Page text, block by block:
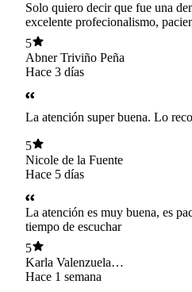
Solo quiero decir que fue una
excelente profecionalismo,
amabilidad. Dios lo bendiga!
5
Abner Triviño Peña
Hace 3 días
La atención super buena. Lo
5
Nicole de la Fuente
Hace 5 días
La atención es muy buena, es
tiempo de escuchar
5
Karla Valenzuela
Martinez
Hace 1 semana